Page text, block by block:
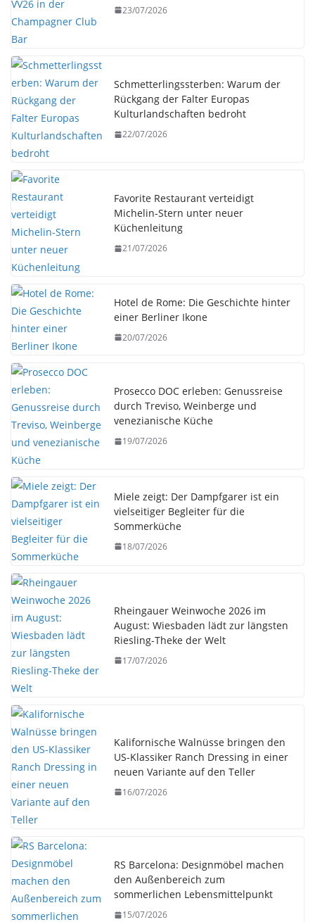
23/07/2026
Schmetterlingssterben: Warum der
Rückgang der Falter Europas
Kulturlandschaften bedroht
22/07/2026
Favorite Restaurant verteidigt
Michelin-Stern unter neuer
Küchenleitung
21/07/2026
Hotel de Rome: Die Geschichte hinter
einer Berliner Ikone
20/07/2026
Prosecco DOC erleben: Genussreise
durch Treviso, Weinberge und
venezianische Küche
19/07/2026
Miele zeigt: Der Dampfgarer ist ein
vielseitiger Begleiter für die
Sommerküche
18/07/2026
Rheingauer Weinwoche 2026 im
August: Wiesbaden lädt zur längsten
Riesling-Theke der Welt
17/07/2026
Kalifornische Walnüsse bringen den
US-Klassiker Ranch Dressing in einer
neuen Variante auf den Teller
16/07/2026
RS Barcelona: Designmöbel machen
den Außenbereich zum
sommerlichen Lebensmittelpunkt
15/07/2026